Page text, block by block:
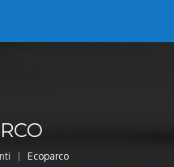
Ecoparco